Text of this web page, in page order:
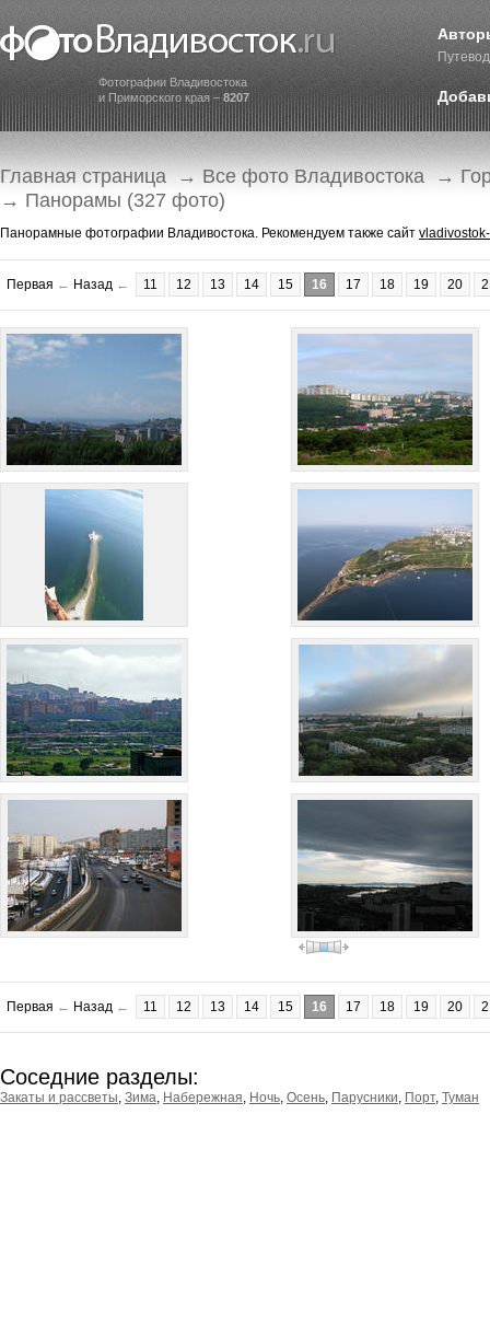
Фотографии Владивостока
и Приморского края – 8207
Главная страница → Все фото Владивостока →
→ Панорамы (327 фото)
Панорамные фотографии Владивостока. Рекомендуем также сайт
Первая ← Назад ← 11 12 13 14 15 16 17 18 19 20
Первая ← Назад ← 11 12 13 14 15 16 17 18 19 20
Соседние разделы:
Закаты и рассветы, Зима, Набережная, Ночь, Осень, Парусники, Порт, Туман